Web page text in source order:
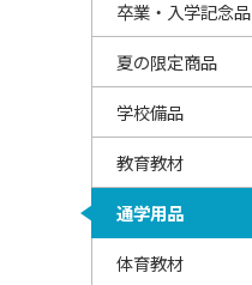
卒業・入学記念品
夏の限定商品
学校備品
教育教材
通学用品
体育教材